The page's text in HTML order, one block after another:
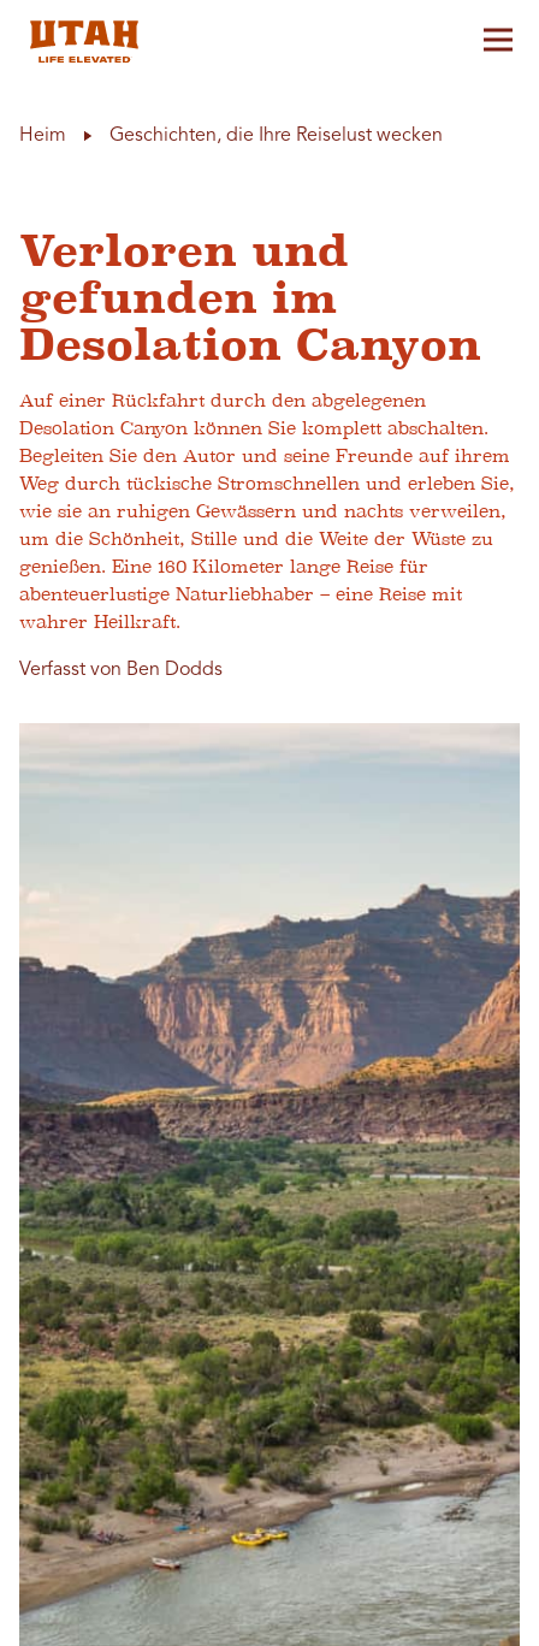
Heim Geschichten, die Ihre Reiselust wecken
Verloren und
gefunden im
Desolation Canyon
Auf einer Rückfahrt durch den abgelegenen
Desolation Canyon können Sie komplett abschalten.
Begleiten Sie den Autor und seine Freunde auf ihrem
Weg durch tückische Stromschnellen und erleben Sie,
wie sie an ruhigen Gewässern und nachts verweilen,
um die Schönheit, Stille und die Weite der Wüste zu
genießen. Eine 160 Kilometer lange Reise für
abenteuerlustige Naturliebhaber – eine Reise mit
wahrer Heilkraft.
Verfasst von Ben Dodds